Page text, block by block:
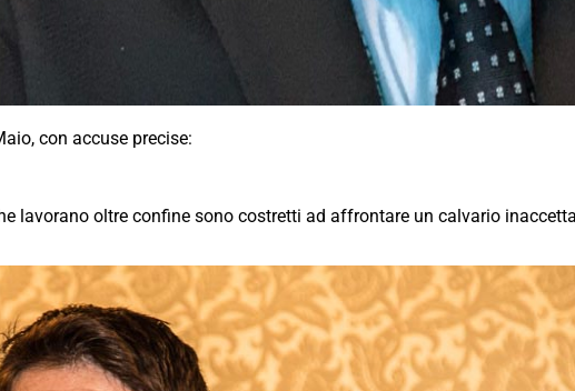
con accuse precise:
lavorano oltre confine sono costretti ad affrontare un calvario